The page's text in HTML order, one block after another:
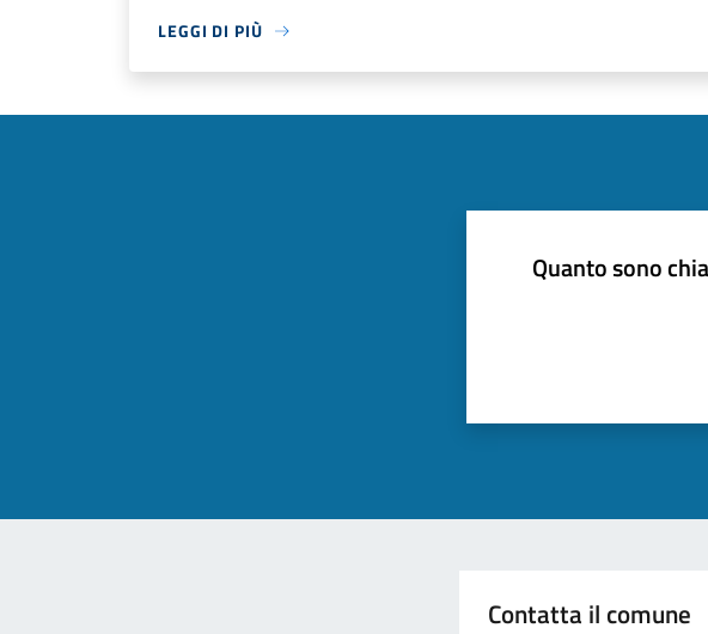
LEGGI DI PIÙ
Quanto sono
Contatta il comune